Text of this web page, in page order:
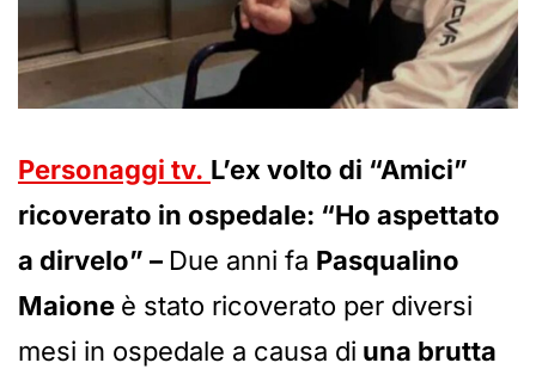
Personaggi tv. L’ex volto di “Amici”
ricoverato in ospedale: “Ho aspettato
a dirvelo” – Due anni fa Pasqualino
Maione è stato ricoverato per diversi
mesi in ospedale a causa di una brutta